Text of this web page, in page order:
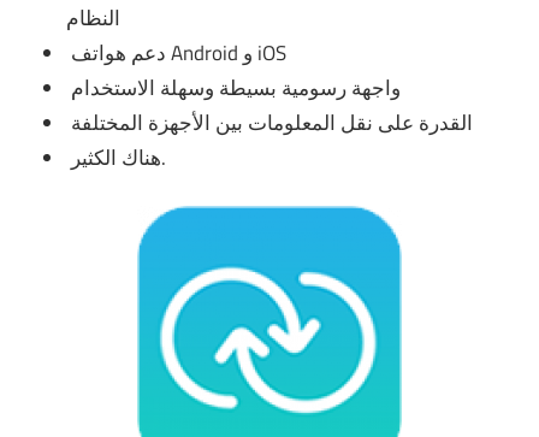
النظام
دعم هواتف Android و iOS
واجهة رسومية بسيطة وسهلة الاستخدام
القدرة على نقل المعلومات بين الأجهزة المختلفة
هناك الكثير.